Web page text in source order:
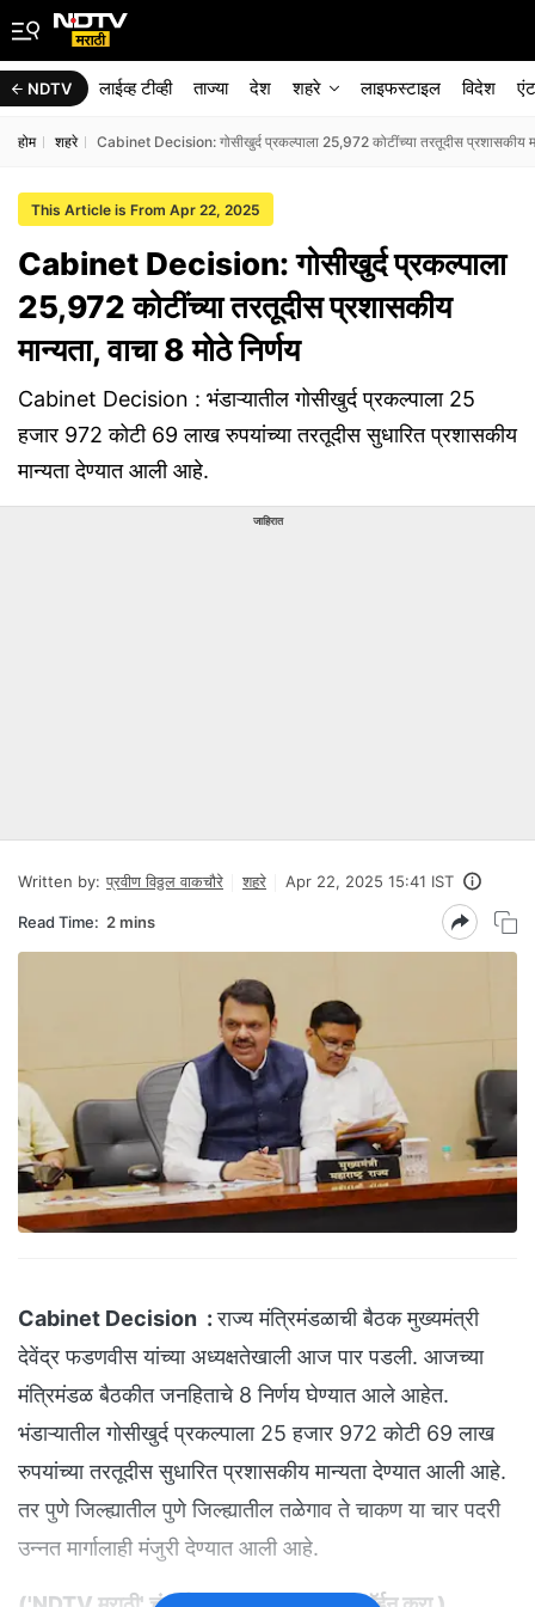
NDTV लाईव्ह टीव्ही ताज्या देश शहरे लाइफस्टाइल विदेश
होम शहरे Cabinet Decision: गोसीखुर्द प्रकल्पाला 25,972 कोटींच्या तरतूदीस प्रशासकीय
This Article is From Apr 22, 2025
Cabinet Decision: गोसीखुर्द प्रकल्पाला
25,972 कोटींच्या तरतूदीस प्रशासकीय
मान्यता, वाचा 8 मोठे निर्णय
Cabinet Decision : भंडाऱ्यातील गोसीखुर्द प्रकल्पाला 25
हजार 972 कोटी 69 लाख रुपयांच्या तरतूदीस सुधारित प्रशासकीय
मान्यता देण्यात आली आहे.
जाहिरात
Written by: प्रवीण विठ्ठल वाकचौरे शहरे Apr 22, 2025 15:41 IST
Read Time: 2 mins
Cabinet Decision :राज्य मंत्रिमंडळाची बैठक मुख्यमंत्री
देवेंद्र फडणवीस यांच्या अध्यक्षतेखाली आज पार पडली. आजच्या
मंत्रिमंडळ बैठकीत जनहिताचे 8 निर्णय घेण्यात आले आहेत.
भंडाऱ्यातील गोसीखुर्द प्रकल्पाला 25 हजार 972 कोटी 69 लाख
रुपयांच्या तरतूदीस सुधारित प्रशासकीय मान्यता देण्यात आली आहे.
तर पुणे जिल्ह्यातील पुणे जिल्ह्यातील तळेगाव ते चाकण या चार पदरी
उन्नत मार्गालाही मंजुरी देण्यात आली आहे.